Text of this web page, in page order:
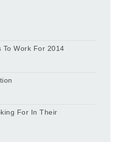
To Work For 2014
For In Their